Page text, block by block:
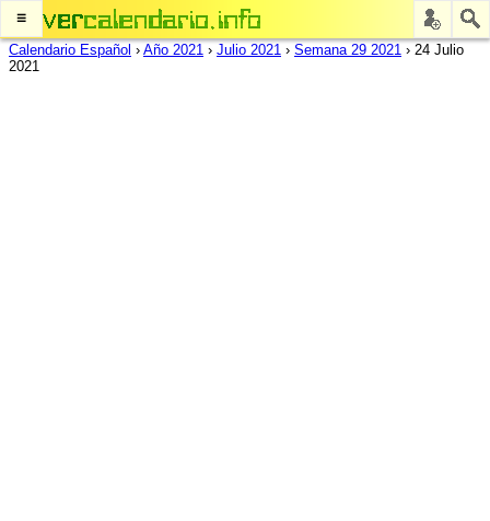
≡
Calendario Español › Año 2021 › Julio 2021 › Semana 29 2021 › 24 Julio
2021